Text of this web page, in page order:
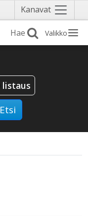
Kanavat Näytä
valikko
Valikko
listaus
Etsi